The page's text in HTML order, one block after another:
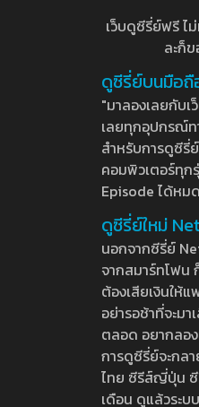
เว็บดูซีรี่ย์ฟรี ไ
ละก็
ดูซีรี่ย์บนมือถื
"มาลองเลยกับ
เลยทุกอุปกรณ์ท
สำหรับการดูซีรี่
คอมพิวเตอร์ทุก
Episode ได้หม
ดูซีรี่ย์ใหม่
นอกจากซีรี่ย์
จากสมาร์ทโฟน
ต้องเสียเงินให้
อย่ารอช้าที่จะม
ตลอด อยากลอ
การดูซีรี่ย์จะกล
ไทย ซีรีส์ญี่ปุ่น ซี
เดือน ดูแล้วระ